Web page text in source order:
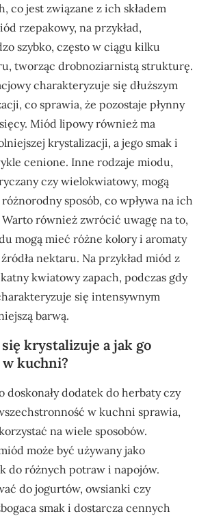
co jest związane z ich składem
rzepakowy, na przykład,
szybko, często w ciągu kilku
tworząc drobnoziarnistą strukturę.
charakteryzuje się dłuższym
co sprawia, że pozostaje płynny
Miód lipowy również ma
krystalizacji, a jego smak i
cenione. Inne rodzaje miodu,
czy wielokwiatowy, mogą
sposób, co wpływa na ich
również zwrócić uwagę na to,
mogą mieć różne kolory i aromaty
nektaru. Na przykład miód z
kwiatowy zapach, podczas gdy
się intensywnym
barwą.
krystalizuje a jak go
kuchni?
doskonały dodatek do herbaty czy
w kuchni sprawia,
na wiele sposobów.
może być używany jako
do różnych potraw i napojów.
do jogurtów, owsianki czy
smak i dostarcza cennych